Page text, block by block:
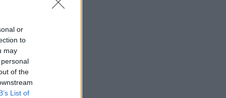
or
to
may
of the
List of